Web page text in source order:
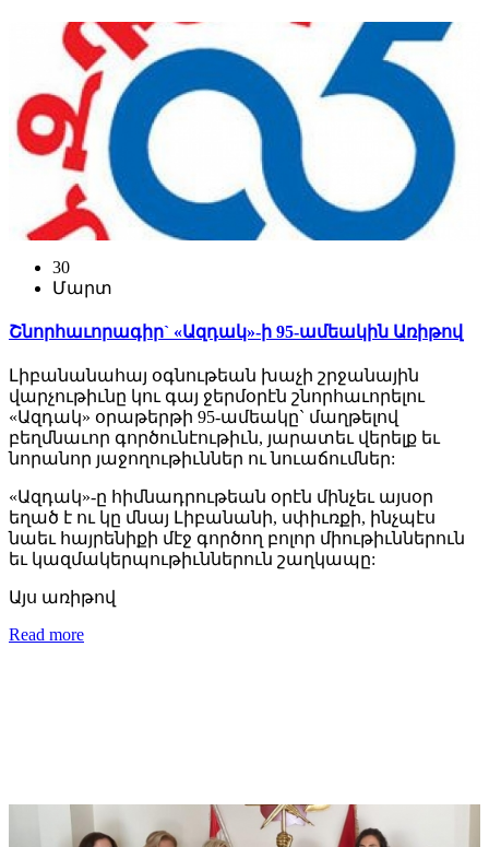
30
Մարտ
Շնորհաւորագիր` «Ազդակ»-ի 95-ամեակին Առիթով
Լիբանանահայ օգնութեան խաչի շրջանային
վարչութիւնը կու գայ ջերմօրէն շնորհաւորելու
«Ազդակ» օրաթերթի 95-ամեակը` մաղթելով
բեղմնաւոր գործունէութիւն, յարատեւ վերելք եւ
նորանոր յաջողութիւններ ու նուաճումներ:
«Ազդակ»-ը հիմնադրութեան օրէն մինչեւ այսօր
եղած է ու կը մնայ Լիբանանի, սփիւռքի, ինչպէս
նաեւ հայրենիքի մէջ գործող բոլոր միութիւններուն
եւ կազմակերպութիւններուն շաղկապը:
Այս առիթով
Read more